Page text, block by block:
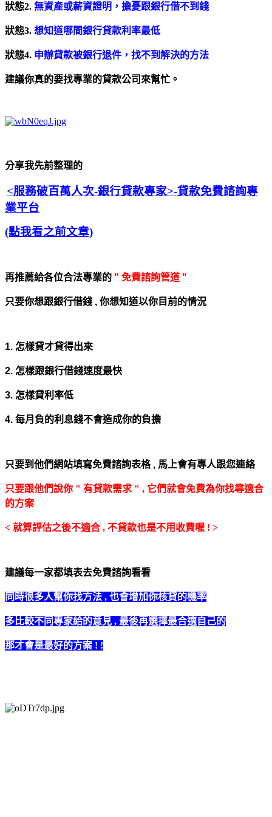
狀態2. 無資產或薪資證明，擔憂跟銀行借不到錢
狀態3. 想知道哪間銀行貸款利率最低
狀態4. 申辦貸款被銀行退件，找不到解決的方法
建議你真的要找專業的貸款公司來幫忙。
分享我先前整理的
<服務破百萬人次-銀行貸款專家>-貸款免費諮詢專
業平台
(點我看之前文章)
再推薦給各位合法專業的 " 免費諮詢管道 "
只要你想跟銀行借錢 , 你想知道以你目前的情況
1. 怎樣貸才貸得出來
2. 怎樣跟銀行借錢速度最快
3. 怎樣貸利率低
4. 每月負的利息錢不會造成你的負擔
只要到他們網站填寫免費諮詢表格 , 馬上會有專人跟您連絡
只要跟他們說你 " 有貸款需求 " , 它們就會免費為你找尋適合
的方案
< 就算評估之後不適合 , 不貸款也是不用收費喔 ! >
建議每一家都填表去免費諮詢看看
同時很多人幫你找方法 , 也會增加你核貸的機率
多比較不同專家給的意見 , 最後再選擇最合適自己的
那才會是最好的方案 ! !